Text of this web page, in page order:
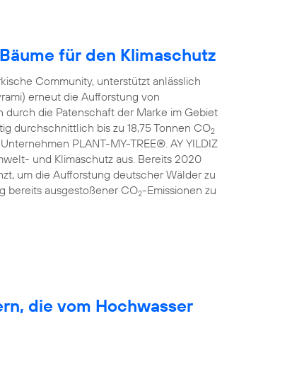
für den Klimaschutz
Community, unterstützt anlässlich
erneut die Aufforstung von
die Patenschaft der Marke im Gebiet
durchschnittlich bis zu 18,75 Tonnen CO2
PLANT-MY-TREE®. AY YILDIZ
und Klimaschutz aus. Bereits 2020
um die Aufforstung deutscher Wälder zu
bereits ausgestoßener CO2-Emissionen zu
die vom Hochwasser